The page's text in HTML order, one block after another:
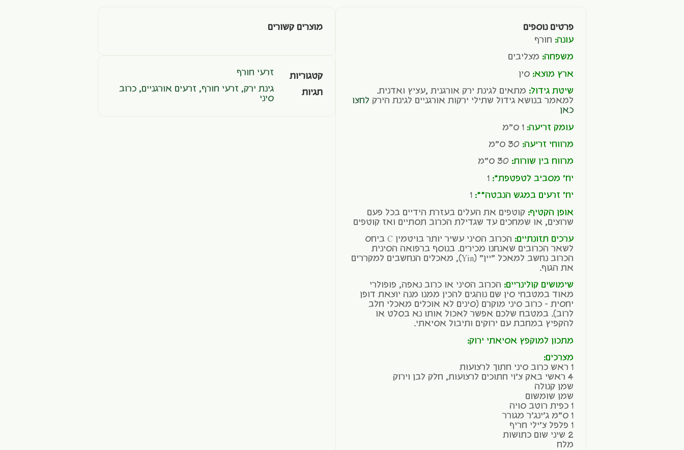
פרטים נוספים
עונה: חורף
משפחה: מצליבים
ארץ מוצא: סין
שיטת גידול: מתאים לגינת ירק אורגנית ,עציץ ואדנית.
למאמר בנושא גידול שתילי ירקות אורגניים לגינת הירק לחצו
כאן
עומק זריעה:
מרווחי זריעה:
מרווח בין שורות:
יח' מסביב לטפטפת*: 1
יח' זרעים במגש הנבטה**:
אופן הקטיף: קוטפים את העלים בעזרת הידיים בכל פעם
שרוצים, או שמחכים עד שגדילת הכרוב תסתיים ואז קוטפים
ערכים תזונתיים:
הכרוב הסיני עשיר יותר בויטמין C ביחס
לשאר הכרובים שאנחנו מכירים. בנוסף ברפואה הסינית
הכרוב נחשב למאכל "יין" (Yin), מאכלים הנחשבים למקררים
את הגוף.
שימושים קולינריים: הכרוב הסיני או כרוב נאפה, פופולרי
מאוד במטבחי סין שם נוהגים להכין ממנו מנה יוצאת דופן
יחסית – כרוב סיני מוקרם (סינים לא אוכלים מאכלי חלב
לרוב). במטבח שלכם אפשר לאכול אותו נא בסלט או
להקפיץ במחבת עם ירוקים ותיבול אסיאתי.
מתכון למוקפץ אסיאתי ירוק:
מצרכים:
1 ראש כרוב סיני חתוך לרצועות
4 ראשי באק צ'וי חתוכים לרצועות, חלק לבן וירוק
שמן קנולה
שמן שומשום
1 כפית רוטב סויה
1 ס"מ ג'ינג'ר מגורר
1 פלפל צ'ילי חריף
2 שיני שום כתושות
מלח
מוצרים קשורים
קטגוריות זרעי חורף
תגיות גינת ירק, זרעי חורף, זרעים אורגניים,כרוב
סיני